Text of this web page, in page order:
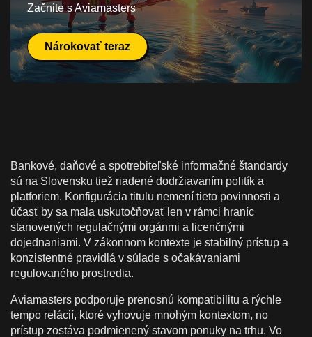
Začnite s Aviamasters
Nárokovať teraz
Bankové, daňové a spotrebiteľské informačné štandardy
sú na Slovensku tiež riadené dodržiavaním politík a
platforiem. Konfigurácia titulu nemení tieto povinnosti a
účasť by sa mala uskutočňovať len v rámci hraníc
stanovených regulačnými orgánmi a licenčnými
dojednaniami. V zákonnom kontexte je stabilný prístup a
konzistentné pravidlá v súlade s očakávaniami
regulovaného prostredia.
Aviamasters podporuje prenosnú kompatibilitu a rýchle
tempo relácií, ktoré vyhovuje mnohým kontextom, no
prístup zostáva podmienený stavom ponuky na trhu. Vo